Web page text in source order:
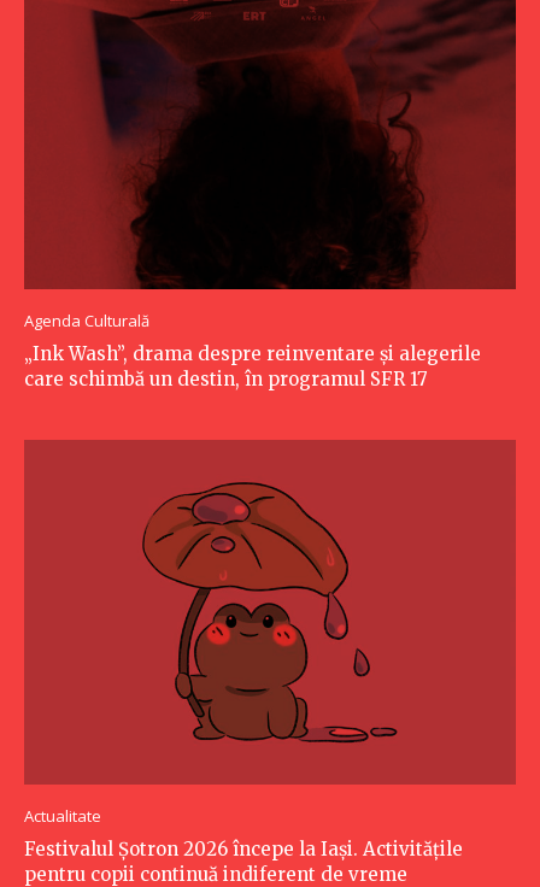
Agenda Culturală
„Ink Wash”, drama despre reinventare și alegerile
care schimbă un destin, în programul SFR 17
Actualitate
Festivalul Șotron 2026 începe la Iași. Activitățile
pentru copii continuă indiferent de vreme